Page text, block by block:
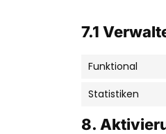
7.1
Funktional
Statistiken
8.